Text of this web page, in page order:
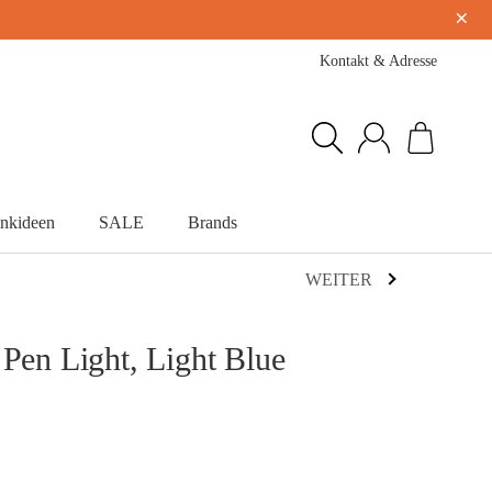
×
Kontakt & Adresse
SALE Brands
WEITER
Light, Light Blue